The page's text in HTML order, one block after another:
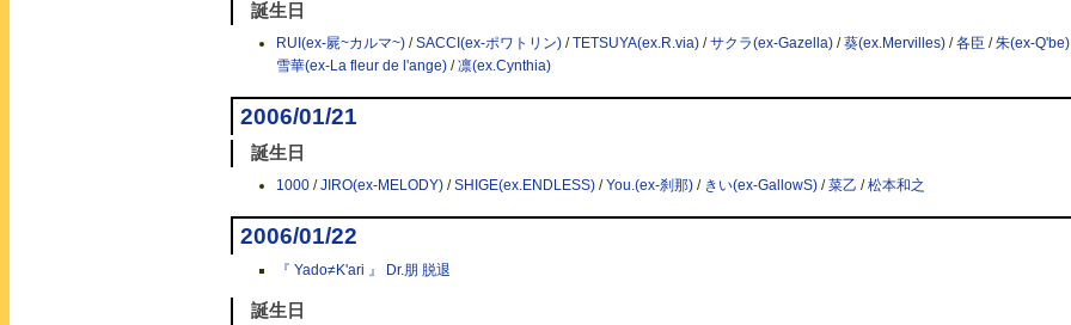
誕生日
RUI(ex-屍~カルマ~) /SACCI(ex-ポワトリン) /TETSUYA(ex.R.via) /サクラ(ex-Gazella) /葵(ex.Mervilles) /各臣 /朱(ex-Q'be)
雪華(ex-La fleur de l'ange) /凛(ex.Cynthia)
2006/01/21
誕生日
1000 /JIRO(ex-MELODY) /SHIGE(ex.ENDLESS) /You.(ex-刹那) / きい(ex-GallowS) /菜乙 /松本和之
2006/01/22
『 Yado≠K'ari 』 Dr.朋 脱退
誕生日